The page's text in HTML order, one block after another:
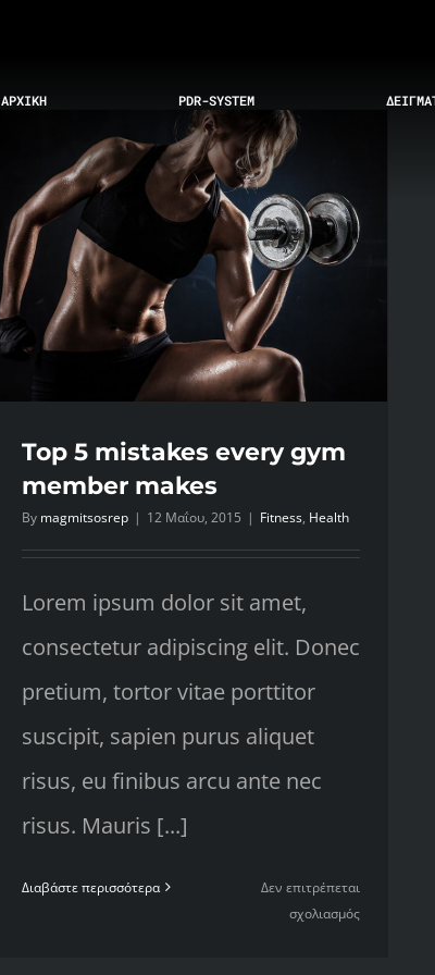
ΑΡΧΙΚΗ PDR-SYSTEM
Top 5 mistakes every gym
member makes
By magmitsosrep | 12 Μαΐου, 2015 | Fitness, Health
Lorem ipsum dolor sit amet,
consectetur adipiscing elit. Donec
pretium, tortor vitae porttitor
suscipit, sapien purus aliquet
risus, eu finibus arcu ante nec
risus. Mauris [...]
Διαβάστε περισσότερα
Δεν επιτρέπεται
σχολιασμόςστο